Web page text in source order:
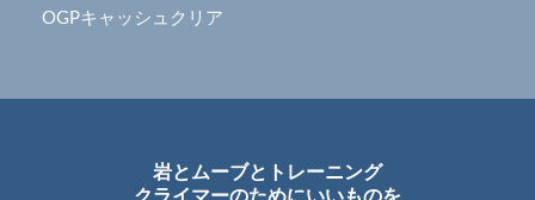
OGPキャッシュクリア
岩とムーブとトレーニング
クライマーのためにいいものを